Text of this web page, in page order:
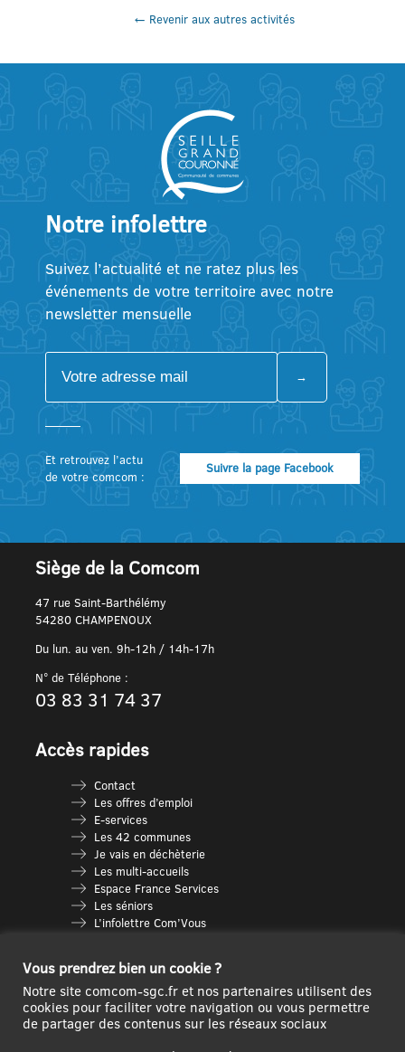
← Revenir aux autres activités
Notre infolettre
Suivez l’actualité et ne ratez plus les
événements de votre territoire avec notre
newsletter mensuelle
Et retrouvez l’actu
de votre comcom :
Suivre la page Facebook
Siège de la Comcom
47 rue Saint-Barthélémy
54280 CHAMPENOUX
Du lun. au ven. 9h-12h / 14h-17h
N° de Téléphone :
03 83 31 74 37
Accès rapides
Contact
Les offres d’emploi
E-services
Les 42 communes
Je vais en déchèterie
Les multi-accueils
Espace France Services
Les séniors
L’infolettre Com’Vous
Vous prendrez bien un cookie ?
Notre site comcom-sgc.fr et nos partenaires utilisent des
cookies pour faciliter votre navigation ou vous permettre
de partager des contenus sur les réseaux sociaux